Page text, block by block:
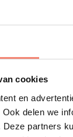
cookies
en
delen we
partners